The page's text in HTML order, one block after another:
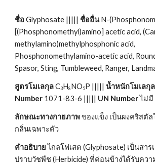
ชื่อ Glyphosate ||||| ชื่ออื่น N-
[(Phosphonomethyl)amino] acetic acid,
methylamino)methylphosphonic acid,
Phosphonomethylamino-acetic acid,
Spasor, Sting, Tumbleweed, Ranger,
สูตรโมเลกุล C3H8NO5P ||||| น้ำหนักโมเลกุล
Number 1071-83-6 ||||| UN Number ไม่มี
ลักษณะทางกายภาพ ของแข็ง เป็นผงคริสตั
กลิ่นเฉพาะตัว
คำอธิบาย ไกลโฟเสต (Glyphosate) เป็นสา
ปราบวัชพืช (Herbicide) ที่ค่อนข้างได้รับคว